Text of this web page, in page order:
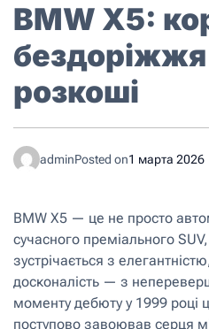
BMW X5:
розкоші
adminPosted on1 марта 2026
BMW X5 — це не просто
сучасного преміального
зустрічається з
досконалість — з
моменту дебюту у 1999 році
поступово завоював серця